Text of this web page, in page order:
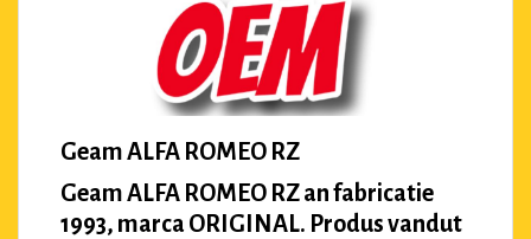
Geam ALFA ROMEO RZ
Geam ALFA ROMEO RZ an fabricatie
1993, marca ORIGINAL. Produs vandut